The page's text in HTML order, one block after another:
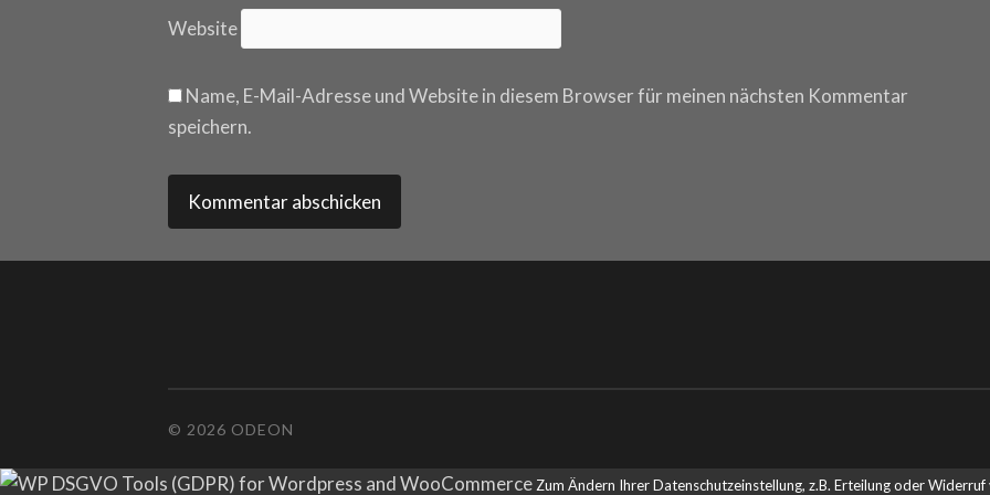
Website
Name, E-Mail-Adresse und Website in diesem Browser für meinen nächsten Kommentar
speichern.
© 2026 ODEON
Zum Ändern Ihrer Datenschutzeinstellung, z.B. Erteilung oder Widerruf